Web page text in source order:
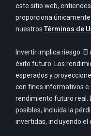
este sitio web,
proporciona
nuestros Términos de
Invertir implica riesgo.
éxito futuro. Los
esperados y
con fines informativos e
rendimiento futuro real.
posibles, incluida la
invertidas, incluyendo el